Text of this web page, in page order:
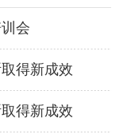
会
得新成效
得新成效